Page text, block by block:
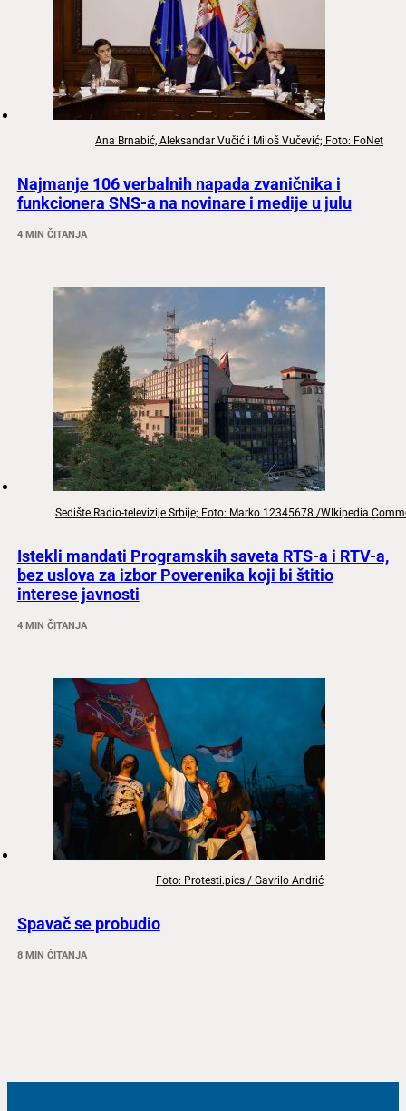
Ana Brnabić, Aleksandar Vučić i Miloš Vučević; Foto: FoNet
Najmanje 106 verbalnih napada zvaničnika i
funkcionera SNS-a na novinare i medije u julu
4 MIN ČITANJA
Sedište Radio-televizije Srbije; Foto: Marko 12345678 /WIkipedia
Istekli mandati Programskih saveta RTS-a i RTV-a,
bez uslova za izbor Poverenika koji bi štitio
interese javnosti
4 MIN ČITANJA
Foto: Protesti.pics / Gavrilo Andrić
Spavač se probudio
8 MIN ČITANJA